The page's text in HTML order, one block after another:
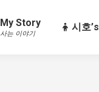
My Story
사는 이야기
시호’s